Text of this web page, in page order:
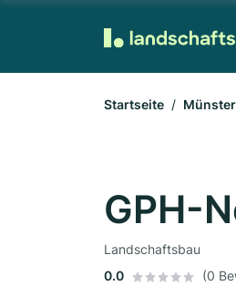
Startseite Münster
GPH-
Landschaftsbau
0.0
(0